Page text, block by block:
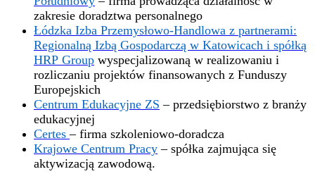
zakresie doradztwa personalnego
Łódzka Izba Przemysłowo-Handlowa z partnerami:
Regionalną Izbą Gospodarczą w Katowicach i spółką
HRP Group wyspecjalizowaną w realizowaniu i
rozliczaniu projektów finansowanych z Funduszy
Europejskich
Centrum Edukacyjne ZS – przedsiębiorstwo z branży
edukacyjnej
Certes– firma szkoleniowo-doradcza
Krajowe Centrum Pracy – spółka zajmująca się
aktywizacją zawodową.